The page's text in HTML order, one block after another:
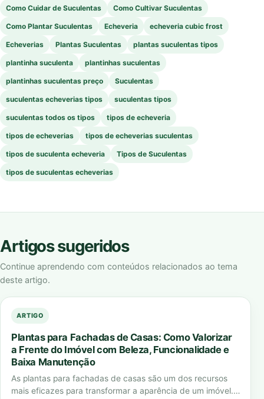
Como Cuidar de Suculentas Como Cultivar Suculentas
Como Plantar Suculentas Echeveria echeveria cubic frost
Echeverias Plantas Suculentas plantas suculentas tipos
plantinha suculenta plantinhas suculentas
plantinhas suculentas preço Suculentas
suculentas echeverias tipos suculentas tipos
suculentas todos os tipos tipos de echeveria
tipos de echeverias tipos de echeverias suculentas
tipos de suculenta echeveria Tipos de Suculentas
tipos de suculentas echeverias
Artigos sugeridos
Continue aprendendo com conteúdos relacionados ao tema
deste artigo.
ARTIGO
Plantas para Fachadas de Casas: Como Valorizar
a Frente do Imóvel com Beleza, Funcionalidade e
Baixa Manutenção
As plantas para fachadas de casas são um dos recursos
mais eficazes para transformar a aparência de um imóvel.